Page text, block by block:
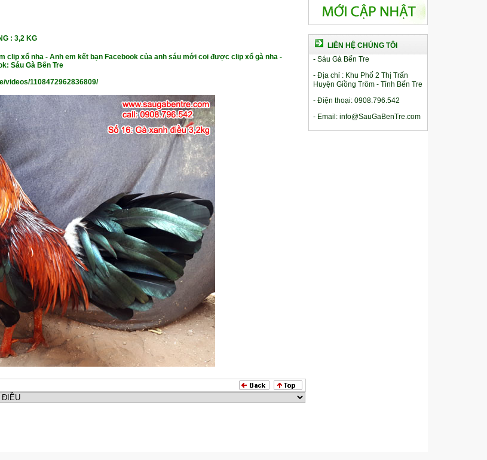
: 3,2 KG
clip xổ nha - Anh em kết bạn Facebook của anh sáu mới coi được clip xổ gà nha -
Sáu Gà Bến Tre
videos/1108472962836809/
LIÊN HỆ CHÚNG TÔI
- Sáu Gà Bến Tre
- Địa chỉ : Khu Phố 2 Thị Trấn
Huyện Giồng Trôm - Tỉnh Bến Tre
- Điện thoại: 0908.796.542
- Email: info@SauGaBenTre.com